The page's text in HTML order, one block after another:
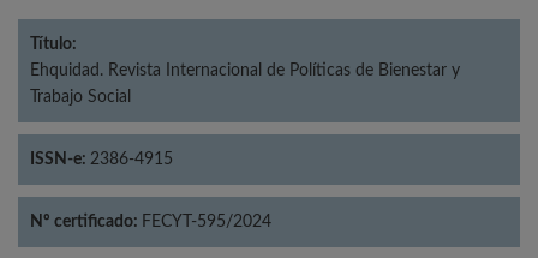
Título:
Ehquidad. Revista Internacional de Políticas de Bienestar y
Trabajo Social
ISSN-e: 2386-4915
Nº certificado: FECYT-595/2024